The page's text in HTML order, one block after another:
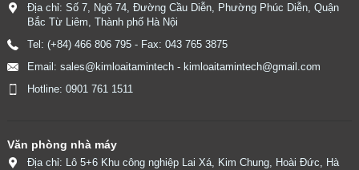
Địa chỉ: Số 7, Ngõ 74, Đường Cầu Diễn, Phường Phúc Diễn, Quận
Bắc Từ Liêm, Thành phố Hà Nội
Tel: (+84) 466 806 795 - Fax: 043 765 3875
Email: sales@kimloaitamintech - kimloaitamintech@gmail.com
Hotline: 0901 761 1511
Văn phòng nhà máy
Địa chỉ: Lô 5+6 Khu công nghiệp Lai Xá, Kim Chung, Hoài Đức, Hà